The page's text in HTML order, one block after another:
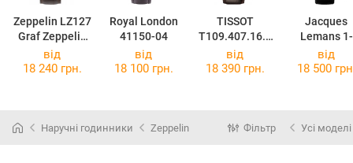
Zeppelin LZ127
Graf Zeppelin
7666-5
Royal London
41150-04
TISSOT
T109.407.16.0
32.00
Jacques
Lemans 1-
1526B
від
18 240 грн.
від
18 100 грн.
від
18 390 грн.
від
18 500
Наручні годинники Zeppelin Фільтр Усі моделі